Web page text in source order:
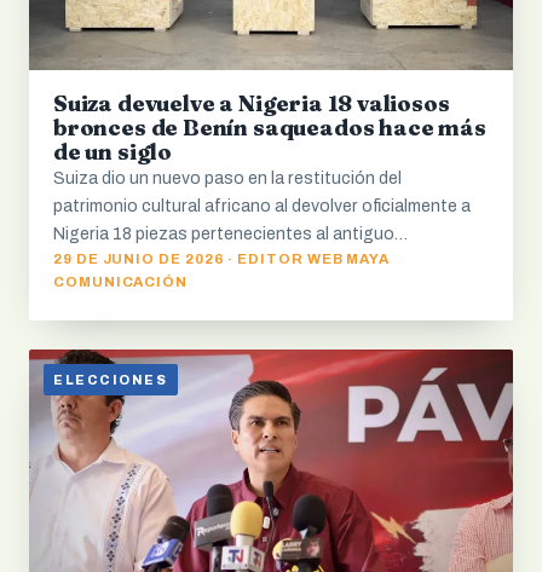
Suiza devuelve a Nigeria 18 valiosos
bronces de Benín saqueados hace más
de un siglo
Suiza dio un nuevo paso en la restitución del
patrimonio cultural africano al devolver oficialmente a
Nigeria 18 piezas pertenecientes al antiguo…
29 DE JUNIO DE 2026 · EDITOR WEB MAYA
COMUNICACIÓN
ELECCIONES